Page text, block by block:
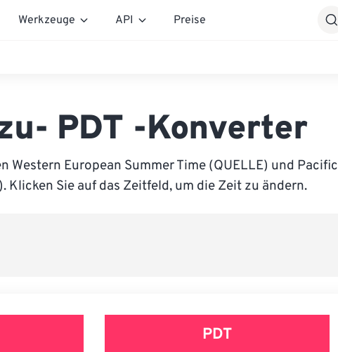
Werkzeuge API Preise
PDT -Konverter
Western European Summer Time (QUELLE) und Pacific
Klicken Sie auf das Zeitfeld, um die Zeit zu ändern.
PDT